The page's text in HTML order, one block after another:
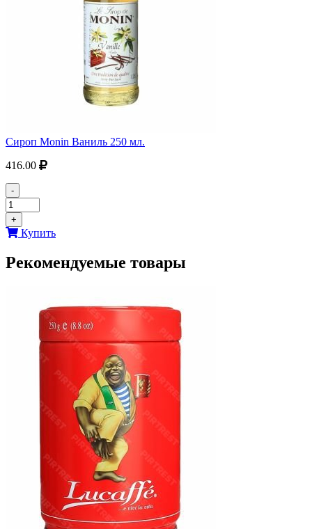
Сироп Monin Ваниль 250 мл.
416.00
-
+
Купить
Рекомендуемые товары